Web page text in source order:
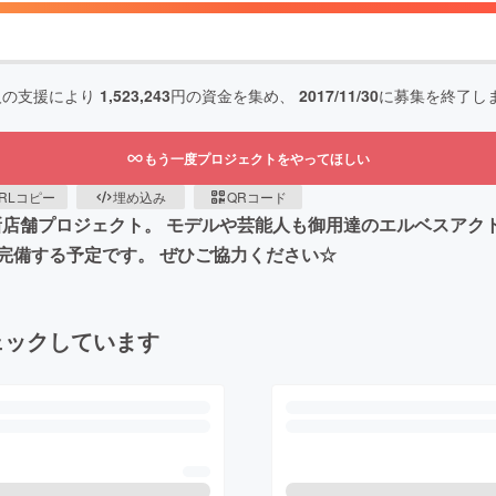
支援により 1,523,243円の資金を集め、 2017/11/30に募集を終了し
もう一度プロジェクトをやってほしい
コピー 埋め込み QRコード
プロジェクト。 モデルや芸能人も御用達のエルベスアク
備する予定です。 ぜひご協力ください☆
クしています